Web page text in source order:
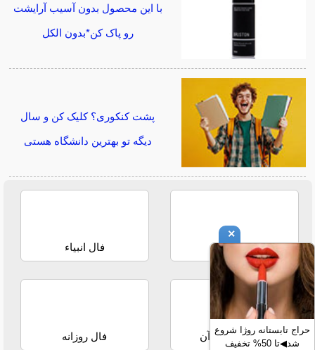
با این محصول بدون آسیب آرایشت
رو پاک کن*بدون الکل
پشت کنکوری؟ کلیک کن و سال
دیگه تو بهترین دانشگاه هستی
فال حافظ فال انبیاء
استخاره با قرآن فال روزانه
×
حراج تابستانه روژا شروع
شد◀تا 50% تخفیف